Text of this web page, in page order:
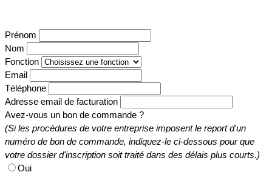
Prénom
Nom
Fonction
Email
Téléphone
Adresse email de facturation
Avez-vous un bon de commande ?
(Si les procédures de votre entreprise imposent le report d'un
numéro de bon de commande, indiquez-le ci-dessous pour que
votre dossier d'inscription soit traité dans des délais plus courts.)
Oui